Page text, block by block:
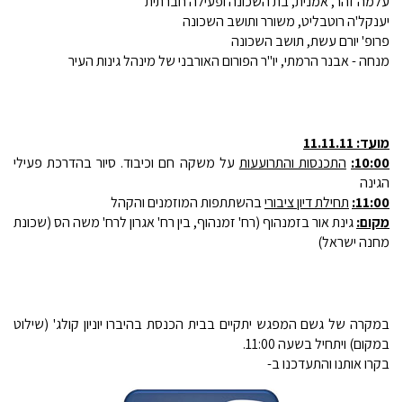
יענקל'ה רוטבליט, משורר ותושב השכונה
פרופ' יורם עשת, תושב השכונה
מנחה - אבנר הרמתי, יו"ר הפורום האורבני של מינהל גינות העיר
מועד: 11.11.11
10:00: התכנסות והתרועעות על משקה חם וכיבוד. סיור בהדרכת פעילי
הגינה
11:00: תחילת דיון ציבוריבהשתתפות המוזמנים והקהל
מקום:גינת אור בזמנהוף (רח' זמנהוף, בין רח' אגרון לרח' משה הס (שכונת
מחנה ישראל)
במקרה של גשם המפגש יתקיים בבית הכנסת בהיברו יוניון קולג' (שילוט
במקום) ויתחיל בשעה 11:00.
בקרו אותנו והתעדכנו ב-